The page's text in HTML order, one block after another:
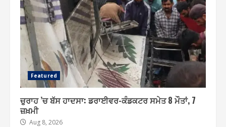
Featured
ਚੁਰਾਹ ’ਚ ਬੱਸ ਹਾਦਸਾ: ਡਰਾਈਵਰ-ਕੰਡਕਟਰ ਸਮੇਤ 8 ਮੌਤਾਂ, 7
ਜ਼ਖ਼ਮੀ
Aug 8, 2026